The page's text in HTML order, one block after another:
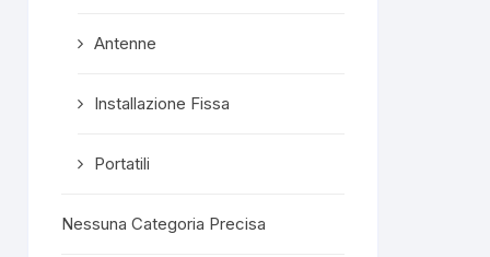
Antenne
Installazione Fissa
Portatili
Nessuna Categoria Precisa